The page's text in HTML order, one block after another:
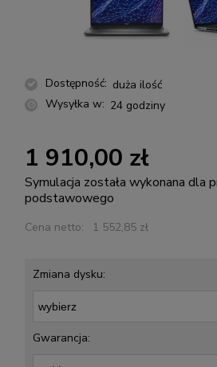
Dostępność: duża ilość
Wysyłka w: 24 godziny
1 910,00 zł
Symulacja została wykonana dla
podstawowego
Cena netto: 1 552,85 zł
Zmiana dysku:
Gwarancja: